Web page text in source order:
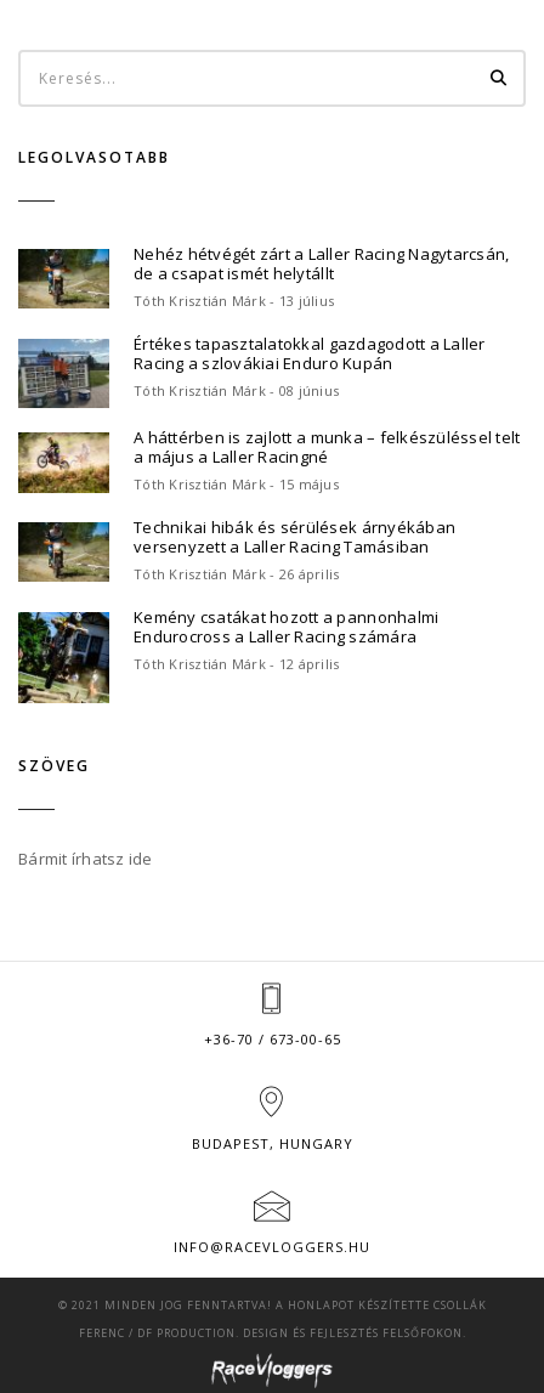
LEGOLVASOTABB
Nehéz hétvégét zárt a Laller Racing Nagytarcsán,
de a csapat ismét helytállt
Tóth Krisztián Márk - 13 július
Értékes tapasztalatokkal gazdagodott a Laller
Racing a szlovákiai Enduro Kupán
Tóth Krisztián Márk - 08 június
A háttérben is zajlott a munka – felkészüléssel telt
a május a Laller Racingné
Tóth Krisztián Márk - 15 május
Technikai hibák és sérülések árnyékában
versenyzett a Laller Racing Tamásiban
Tóth Krisztián Márk - 26 április
Kemény csatákat hozott a pannonhalmi
Endurocross a Laller Racing számára
Tóth Krisztián Márk - 12 április
SZÖVEG
Bármit írhatsz ide
+36-70 / 673-00-65
BUDAPEST, HUNGARY
INFO@RACEVLOGGERS.HU
© 2021 MINDEN JOG FENNTARTVA! A HONLAPOT KÉSZÍTETTE CSOLLÁK
FERENC / DF PRODUCTION . DESIGN ÉS FEJLESZTÉS FELSŐFOKON.